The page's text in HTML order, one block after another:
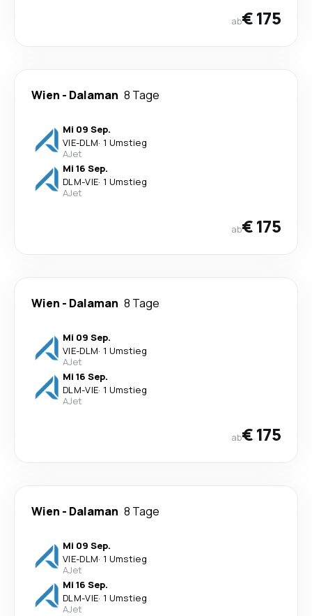
ab€ 175
Wien - Dalaman 8 Tage
Mi 09 Sep.
VIE-DLM· 1 Umstieg
AJet
Mi 16 Sep.
DLM-VIE· 1 Umstieg
AJet
ab€ 175
Wien - Dalaman 8 Tage
Mi 09 Sep.
VIE-DLM· 1 Umstieg
AJet
Mi 16 Sep.
DLM-VIE· 1 Umstieg
AJet
ab€ 175
Wien - Dalaman 8 Tage
Mi 09 Sep.
VIE-DLM· 1 Umstieg
AJet
Mi 16 Sep.
DLM-VIE· 1 Umstieg
AJet